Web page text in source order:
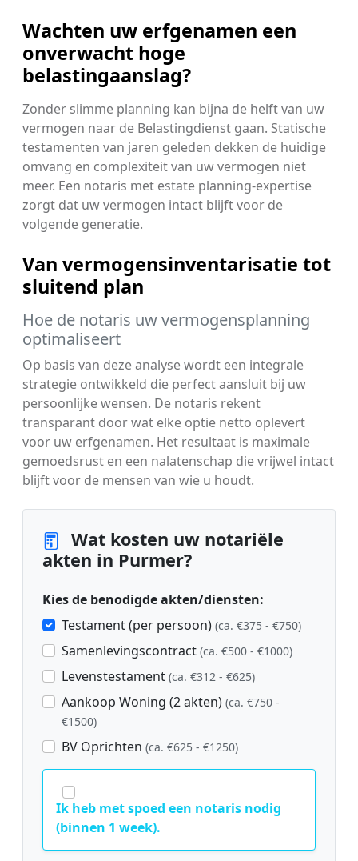
Wachten uw erfgenamen een
onverwacht hoge
belastingaanslag?
Zonder slimme planning kan bijna de helft van uw
vermogen naar de Belastingdienst gaan. Statische
testamenten van jaren geleden dekken de huidige
omvang en complexiteit van uw vermogen niet
meer. Een notaris met estate planning-expertise
zorgt dat uw vermogen intact blijft voor de
volgende generatie.
Van vermogensinventarisatie tot
sluitend plan
Hoe de notaris uw vermogensplanning
optimaliseert
Op basis van deze analyse wordt een integrale
strategie ontwikkeld die perfect aansluit bij uw
persoonlijke wensen. De notaris rekent
transparant door wat elke optie netto oplevert
voor uw erfgenamen. Het resultaat is maximale
gemoedsrust en een nalatenschap die vrijwel intact
blijft voor de mensen van wie u houdt.
Wat kosten uw notariële
akten in Purmer?
Kies de benodigde akten/diensten:
Testament (per persoon) (ca. €375 - €750)
Samenlevingscontract (ca. €500 - €1000)
Levenstestament (ca. €312 - €625)
Aankoop Woning (2 akten) (ca. €750 -
€1500)
BV Oprichten (ca. €625 - €1250)
Ik heb met spoed een notaris nodig
(binnen 1 week).